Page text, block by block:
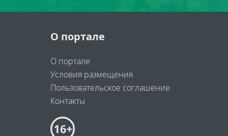
О портале
О портале
Условия размещения
Пользовательское соглашение
Контакты